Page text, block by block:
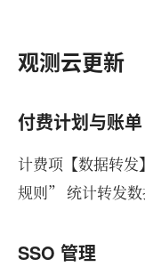
观测云更新
付费计划与账单
计费项【数据转
规则” 统计转发数
SSO 管理